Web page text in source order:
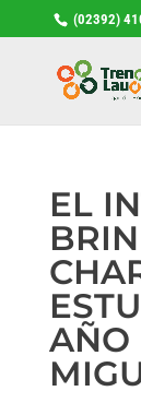
(02392)
EL
AÑO